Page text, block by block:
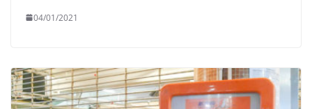
04/01/2021